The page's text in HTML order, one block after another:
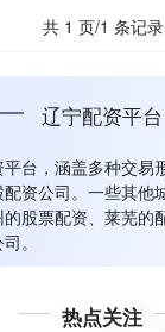
共 1 页/1 条记录
辽宁配资平台
台，涵盖多种交易
资公司。一些其他
股票配资、莱芜的
。
热点关注